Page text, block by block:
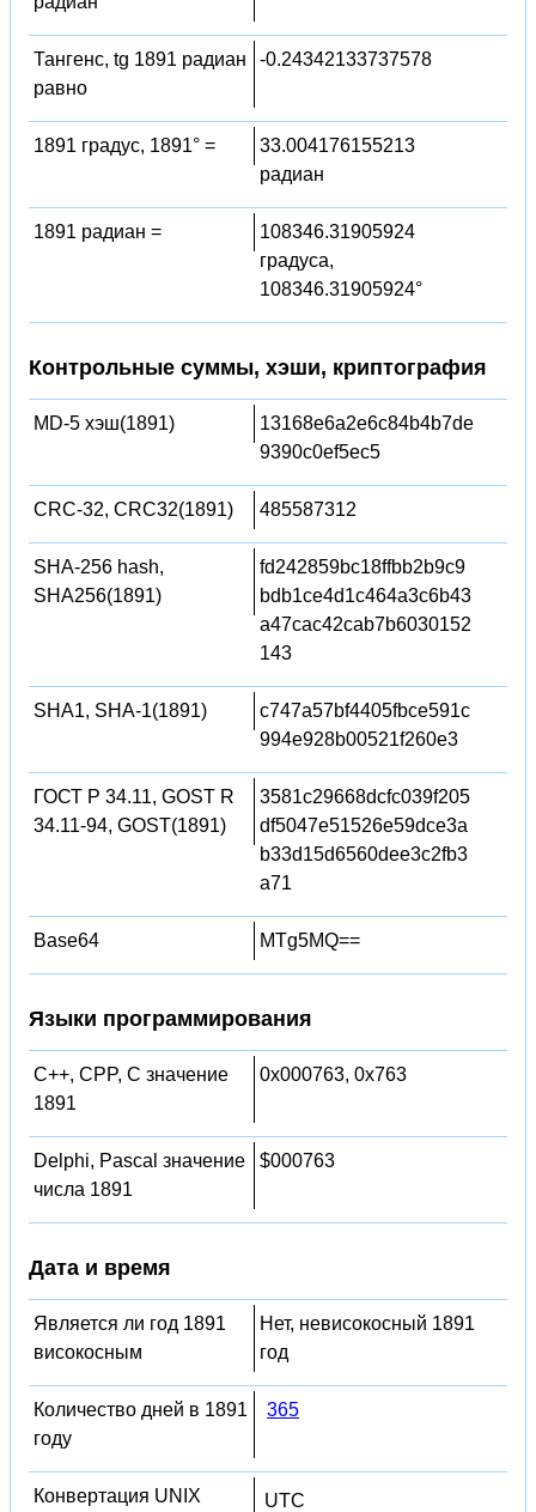
Тангенс, tg 1891 радиан
равно
-0.24342133737578
1891 градус, 1891° =
33.004176155213
радиан
1891 радиан =
108346.31905924
градуса,
108346.31905924°
Контрольные суммы, хэши, криптография
MD-5 хэш(1891)
13168e6a2e6c84b4b7de
9390c0ef5ec5
CRC-32, CRC32(1891) 485587312
SHA-256 hash,
SHA256(1891)
fd242859bc18ffbb2b9c9
bdb1ce4d1c464a3c6b43
a47cac42cab7b6030152
143
SHA1, SHA-1(1891)
c747a57bf4405fbce591c
994e928b00521f260e3
ГОСТ Р 34.11, GOST R
34.11-94, GOST(1891)
3581c29668dcfc039f205
df5047e51526e59dce3a
b33d15d6560dee3c2fb3
a71
Base64 MTg5MQ==
Языки программирования
C++, CPP, C значение
1891
0x000763, 0x763
Delphi, Pascal значение
числа 1891
$000763
Дата и время
Является ли год 1891
високосным
Нет, невисокосный 1891
год
Количество дней в 1891
году
365
Конвертация UNIX
UTC